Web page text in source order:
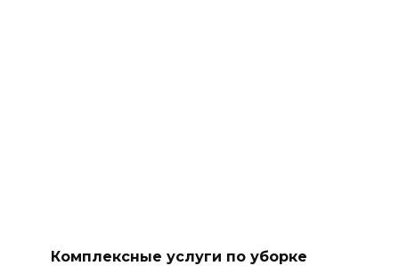
Комплексные услуги по уборке